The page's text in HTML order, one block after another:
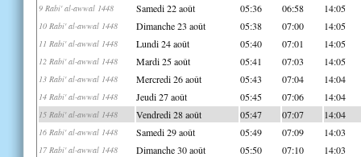
9 Rabi' al-awwal 1448 Samedi 22 août 05:36 06:58 14:05
10 Rabi' al-awwal 1448 Dimanche 23 août 05:38 07:00 14:05
11 Rabi' al-awwal 1448 Lundi 24 août 05:40 07:01 14:05
12 Rabi' al-awwal 1448 Mardi 25 août 05:41 07:03 14:05
13 Rabi' al-awwal 1448 Mercredi 26 août 05:43 07:04 14:04
14 Rabi' al-awwal 1448 Jeudi 27 août 05:45 07:06 14:04
15 Rabi' al-awwal 1448 Vendredi 28 août 05:47 07:07 14:04
16 Rabi' al-awwal 1448 Samedi 29 août 05:49 07:09 14:03
17 Rabi' al-awwal 1448 Dimanche 30 août 05:50 07:10 14:03